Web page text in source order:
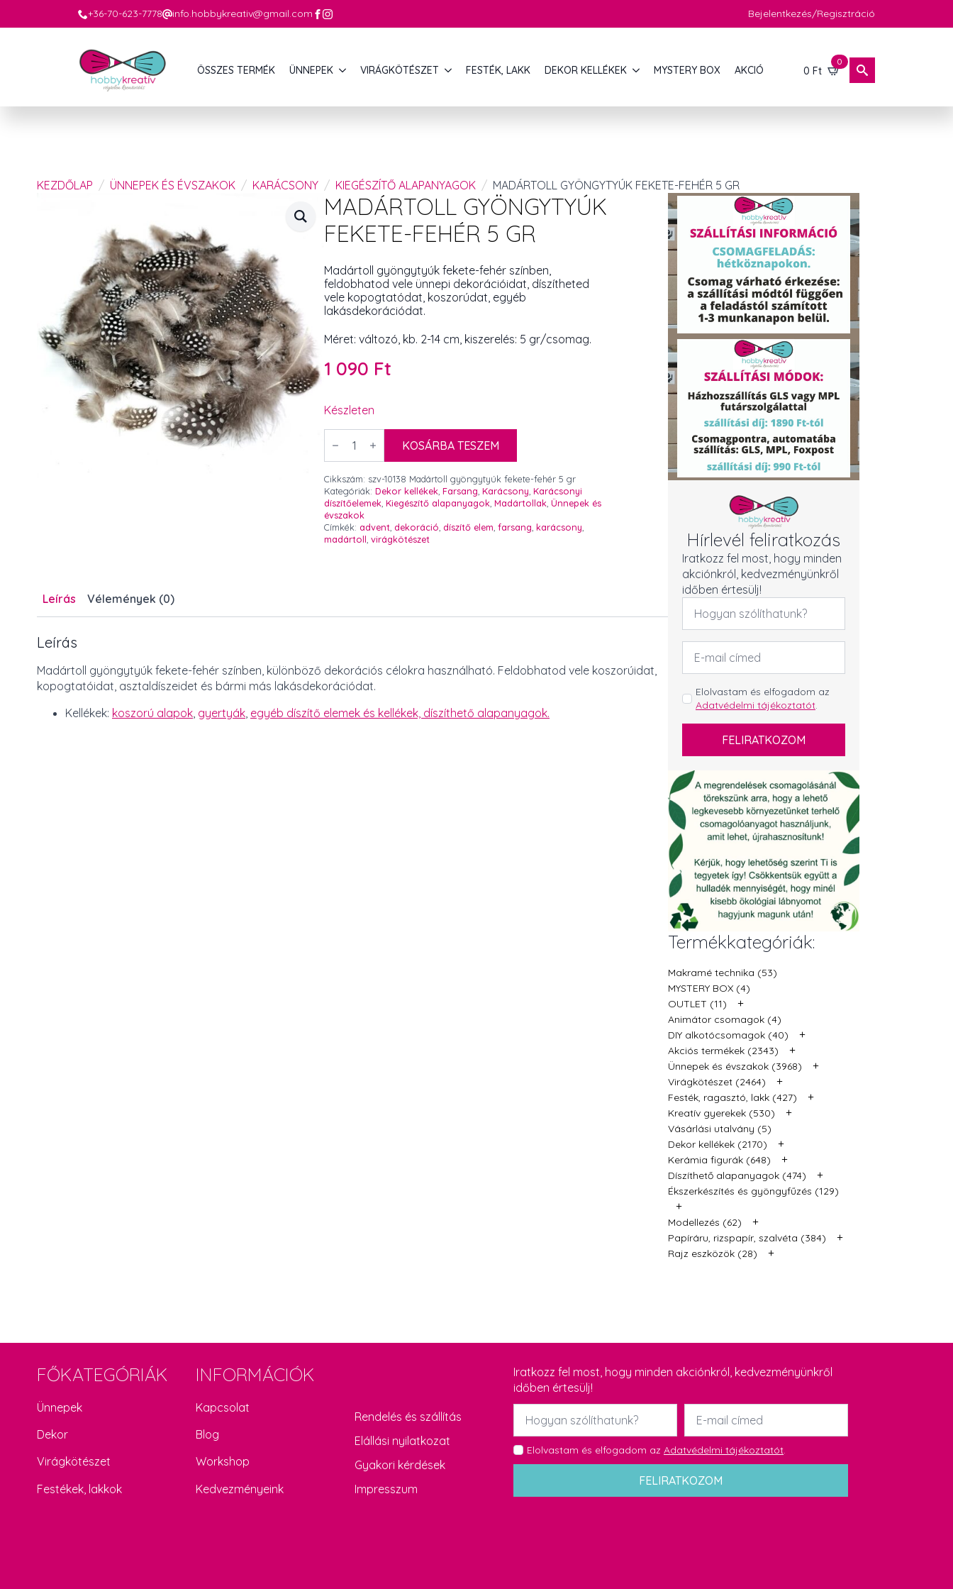
+36-70-623-7778 info.hobbykreativ@gmail.com Bejelentkezés/Regisztráció
ÖSSZES TERMÉK ÜNNEPEK VIRÁGKÖTÉSZET FESTÉK, LAKK DEKOR KELLÉKEK MYSTERY BOX AKCIÓ 0 Ft
0
KEZDŐLAP ÜNNEPEK ÉS ÉVSZAKOK KARÁCSONY KIEGÉSZÍTŐ ALAPANYAGOK MADÁRTOLL GYÖNGYTYÚK FEKETE-FEHÉR 5 GR
MADÁRTOLL GYÖNGYTYÚK
FEKETE-FEHÉR 5 GR
Madártoll gyöngytyúk fekete-fehér színben,
feldobhatod vele ünnepi dekorációidat, díszítheted
vele kopogtatódat, koszorúdat, egyéb
lakásdekorációdat.
Méret: változó, kb. 2-14 cm, kiszerelés: 5 gr/csomag.
1 090 Ft
Készleten
Madártoll
gyöngytyúk
5
gr
mennyiség
KOSÁRBA TESZEM
Cikkszám: szv-10138 Madártoll gyöngytyúk fekete-fehér 5 gr
Kategóriák: Dekor kellékek, Farsang, Karácsony, Karácsonyi
díszítőelemek, Kiegészítő alapanyagok, Madártollak, Ünnepek és
évszakok
Címkék: advent, dekoráció, díszítő elem, farsang, karácsony,
madártoll, virágkötészet
Leírás Vélemények (0)
Leírás
Madártoll gyöngytyúk fekete-fehér színben, különböző dekorációs célokra használható. Feldobhatod vele koszorúidat,
kopogtatóidat, asztaldíszeidet és bármi más lakásdekorációdat.
Kellékek: koszorú alapok, gyertyák, egyéb díszítő elemek és kellékek, díszíthető alapanyagok.
Hírlevél feliratkozás
Iratkozz fel most, hogy minden
akciónkról, kedvezményünkről
időben értesülj!
Név
Email
cím
GDPR
*
Elolvastam és elfogadom az
Adatvédelmi tájékoztatót.
FELIRATKOZOM
Termékkategóriák:
Makramé technika (53)
MYSTERY BOX (4)
OUTLET (11)
+
Animátor csomagok (4)
DIY alkotócsomagok (40)
+
Akciós termékek (2343) +
Ünnepek és évszakok (3968) +
Virágkötészet (2464) +
Festék, ragasztó, lakk (427) +
Kreatív gyerekek (530) +
Vásárlási utalvány (5)
Dekor kellékek (2170)
+
Kerámia figurák (648) +
Díszíthető alapanyagok (474) +
Ékszerkészítés és gyöngyfűzés (129)
+
Modellezés (62) +
Papíráru, rizspapír, szalvéta (384) +
Rajz eszközök (28) +
FŐKATEGÓRIÁK
Ünnepek
Dekor
Virágkötészet
Festékek, lakkok
INFORMÁCIÓK
Kapcsolat
Blog
Workshop
Kedvezményeink
Rendelés és szállítás
Elállási nyilatkozat
Gyakori kérdések
Impresszum
Iratkozz fel most, hogy minden akciónkról, kedvezményünkről
időben értesülj!
Név
Email
GDPR
*
Elolvastam és elfogadom az Adatvédelmi tájékoztatót
FELIRATKOZOM